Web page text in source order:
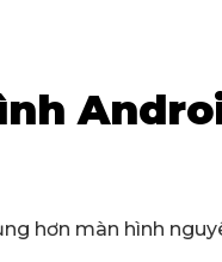
hơn màn hình